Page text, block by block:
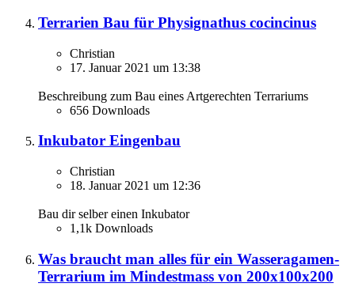
Terrarien Bau für Physignathus cocincinus
Christian
17. Januar 2021 um 13:38
Beschreibung zum Bau eines Artgerechten Terrariums
656 Downloads
Inkubator Eingenbau
Christian
18. Januar 2021 um 12:36
Bau dir selber einen Inkubator
1,1k Downloads
Was braucht man alles für ein Wasseragamen-
Terrarium im Mindestmass von 200x100x200